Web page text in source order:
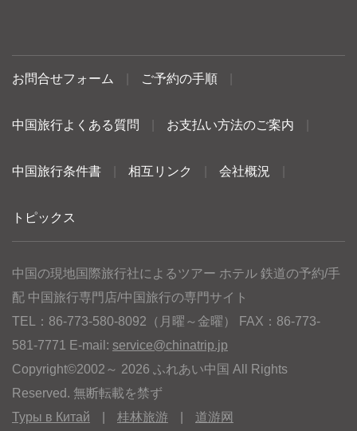
お問合せフォーム ご予約の手順
中国旅行よくある質問 お支払い方法のご案内
中国旅行条件書 相互リンク 会社概況
トピックス
中国の現地国際旅行社によるツアー ホテル 鉄道の予約/手
配 中国旅行専門店/中国旅行の専門サイト
TEL：86-773-580-8092（月曜～金曜） FAX：86-773-
581-7771 E-mail: service@chinatrip.jp
Copyright©2002～ 2026 ふれあい中国 All Rights
Reserved. 無断転載を禁ず
Туры в Китай
桂林旅游 道游网